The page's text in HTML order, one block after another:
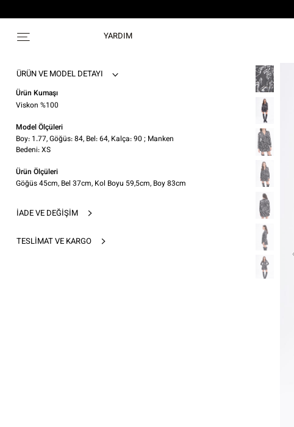
YARDIM
ÜRÜN VE MODEL DETAYI
Ürün Kumaşı
Viskon %100
Model Ölçüleri
Boy: 1.77, Göğüs: 84, Bel: 64, Kalça: 90 ; Manken
Bedeni: XS
Ürün Ölçüleri
Göğüs 45cm, Bel 37cm, Kol Boyu 59,5cm, Boy 83cm
İADE VE DEĞIŞIM
TESLIMAT VE KARGO